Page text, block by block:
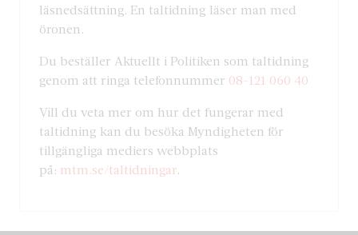
läsnedsättning. En taltidning läser man med
öronen.
Du beställer Aktuellt i Politiken som taltidning
genom att ringa telefonnummer 08-121 060 40
Vill du veta mer om hur det fungerar med
taltidning kan du besöka Myndigheten för
tillgängliga mediers webbplats
på: mtm.se/taltidningar.